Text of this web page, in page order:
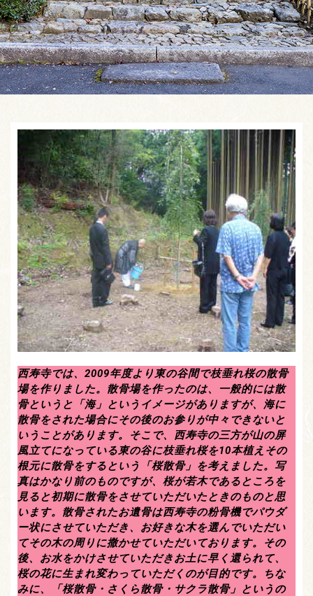
西寿寺では、2009年度より東の谷間で枝垂れ桜の散骨
場を作りました。散骨場を作ったのは、一般的には散
骨というと「海」というイメージがありますが、海に
散骨をされた場合にその後のお参りが中々できないと
いうことがあります。そこで、西寿寺の三方が山の屏
風立てになっている東の谷に枝垂れ桜を10本植えその
根元に散骨をするという「桜散骨」を考えました。写
真はかなり前のものですが、桜が若木であるところを
見ると初期に散骨をさせていただいたときのものと思
います。散骨されたお遺骨は西寿寺の粉骨機でパウダ
ー状にさせていただき、お好きな木を選んでいただい
てその木の周りに撒かせていただいております。その
後、お水をかけさせていただきお土に早く還られて、
桜の花に生まれ変わっていただくのが目的です。ちな
みに、「桜散骨・さくら散骨・サクラ散骨」というの